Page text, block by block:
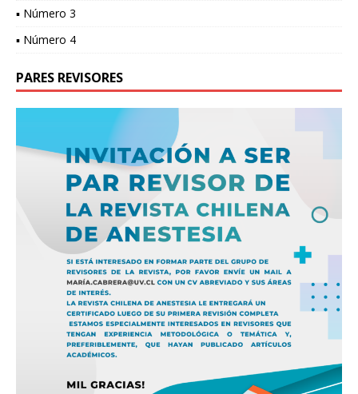
▪ Número 3
▪ Número 4
PARES REVISORES